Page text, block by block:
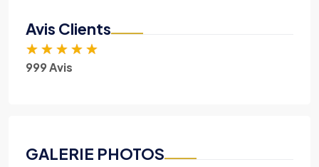
Avis Clients
★ ★ ★ ★ ★
999 Avis
GALERIE PHOTOS